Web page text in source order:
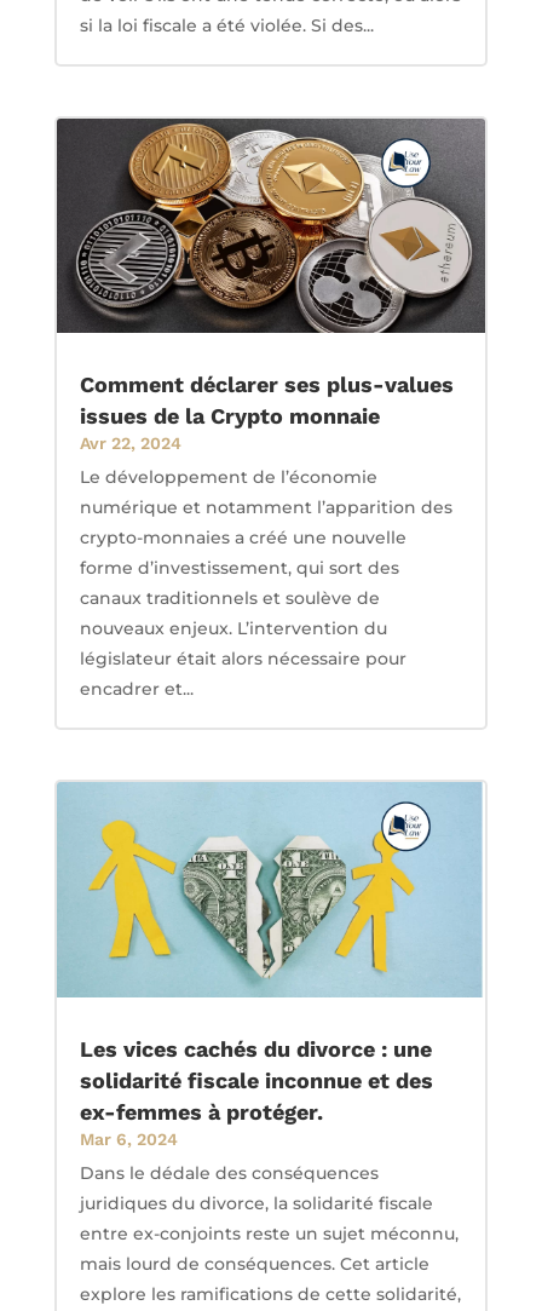
si la loi fiscale a été violée. Si des...
Comment déclarer ses plus-values
issues de la Crypto monnaie
Avr 22, 2024
Le développement de l’économie
numérique et notamment l’apparition des
crypto-monnaies a créé une nouvelle
forme d’investissement, qui sort des
canaux traditionnels et soulève de
nouveaux enjeux. L’intervention du
législateur était alors nécessaire pour
encadrer et...
Les vices cachés du divorce : une
solidarité fiscale inconnue et des
ex-femmes à protéger.
Mar 6, 2024
Dans le dédale des conséquences
juridiques du divorce, la solidarité fiscale
entre ex-conjoints reste un sujet méconnu,
mais lourd de conséquences. Cet article
explore les ramifications de cette solidarité,